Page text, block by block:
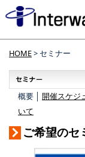
HOME> セミナー
概要 │ 開催スケジ
いて
ご希望のセ